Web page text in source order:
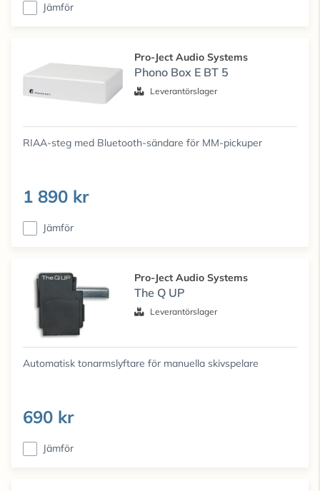
Jämför
Pro-Ject Audio Systems
Phono Box E BT 5
Leverantörslager
RIAA-steg med Bluetooth-sändare för MM-pickuper
1 890 kr
Jämför
Pro-Ject Audio Systems
The Q UP
Leverantörslager
Automatisk tonarmslyftare för manuella skivspelare
690 kr
Jämför